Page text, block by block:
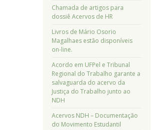
Chamada de artigos para
dossiê Acervos de HR
Livros de Mário Osorio
Magalhaes estão disponíveis
on-line.
Acordo em UFPel e Tribunal
Regional do Trabalho garante a
salvaguarda do acervo da
Justiça do Trabalho junto ao
NDH
Acervos NDH – Documentação
do Movimento Estudantil